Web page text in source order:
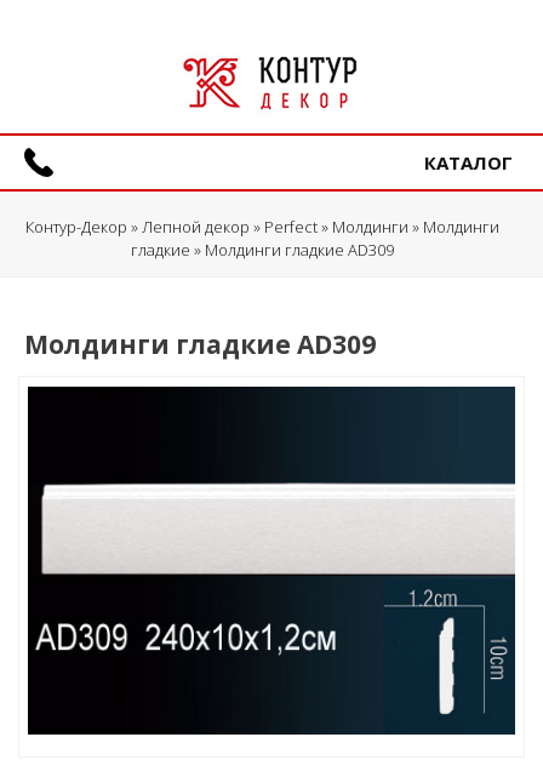
КАТАЛОГ
Контур-Декор »Лепной декор » Perfect» Молдинги » Молдинги
гладкие » Молдинги гладкие AD309
Молдинги гладкие AD309